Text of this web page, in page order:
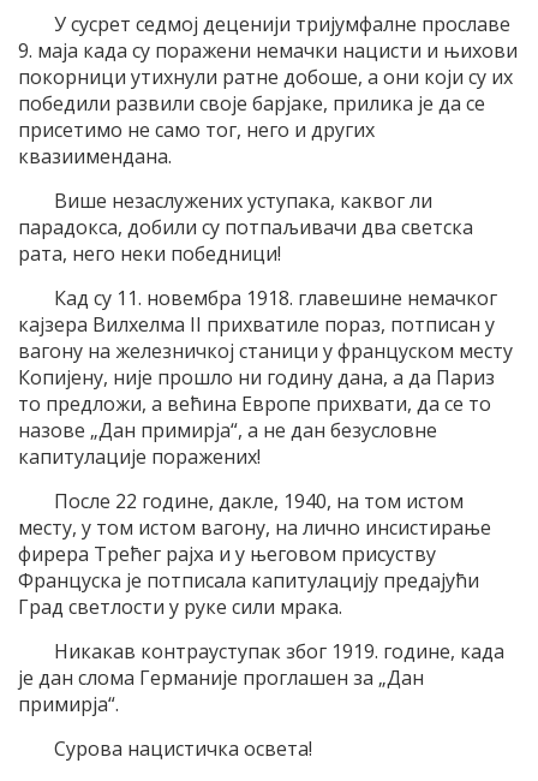
У сусрет седмој деценији тријумфалне прославе
9. маја када су поражени немачки нацисти и њихови
покорници утихнули ратне добоше, а они који су их
победили развили своје барјаке, прилика је да се
присетимо не само тог, него и других
квазиимендана.
Више незаслужених уступака, каквог ли
парадокса, добили су потпаљивачи два светска
рата, него неки победници!
Кад су 11. новембра 1918. главешине немачког
кајзера Вилхелма II прихватиле пораз, потписан у
вагону на железничкој станици у француском месту
Копијену, није прошло ни годину дана, а да Париз
то предложи, а већина Европе прихвати, да се то
назове „Дан примирја“, а не дан безусловне
капитулације поражених!
После 22 године, дакле, 1940, на том истом
месту, у том истом вагону, на лично инсистирање
фирера Трећег рајха и у његовом присуству
Француска је потписала капитулацију предајући
Град светлости у руке сили мрака.
Никакав контрауступак због 1919. године, када
је дан слома Германије проглашен за „Дан
примирја“.
Сурова нацистичка освета!